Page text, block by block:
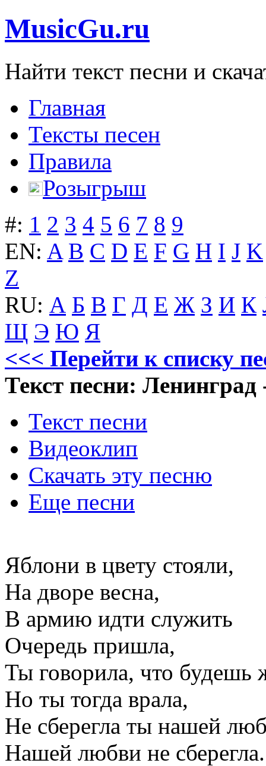
MusicGu.ru
Найти текст песни и
Главная
Тексты песен
Правила
Розыгрыш
#: 1 2 3 4 5 6 7 8 9
EN: A B C D E F G H I J K
Z
RU: А Б В Г Д Е Ж З И К
Щ Э Ю Я
<<< Перейти к списку
Текст песни:
Текст песни
Видеоклип
Скачать эту песню
Еще песни
Яблони в цвету стояли,
На дворе весна,
В армию идти служить
Очередь пришла,
Ты говорила, что будешь
Но ты тогда врала,
Не сберегла ты нашей
Нашей любви не сберегла.